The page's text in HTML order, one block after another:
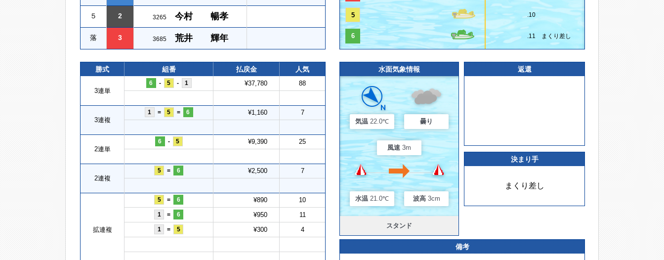
５ 2 3265 今村 暢孝
落 3 3685 荒井 輝年
5 .10
6 .11 まくり差し
勝式 組番 払戻金 人気
3連単
6 - 5 - 1 ¥37,780 88
3連複
1 = 5 = 6 ¥1,160 7
2連単
6 - 5 ¥9,390 25
2連複
5 = 6 ¥2,500 7
拡連複
5 = 6 ¥890 10
1 = 6 ¥950 11
1 = 5 ¥300 4
水面気象情報
気温 22.0℃ 曇り
風速 3m
水温 21.0℃ 波高 3cm
スタンド
返還
決まり手
まくり差し
備考